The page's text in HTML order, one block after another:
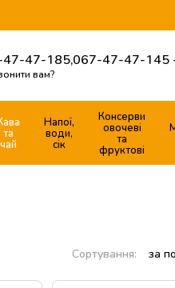
47-185, 067-47-47-145
вам?
та
чай
Напої,
води,
сік
Консерви
овочеві
та
фруктові
Сортування: за